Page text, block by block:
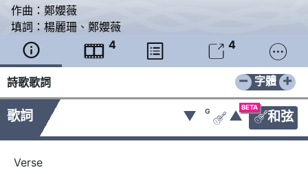
作曲： 鄭孆薇
填詞： 楊麗珊 、 鄭孆薇
  4   4 
詩歌歌詞 − +
字體
歌詞
BETA
和弦
▼ G
 ▲